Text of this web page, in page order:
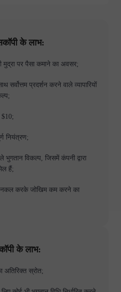
के लाभ:
पर पैसा कमाने का अवसर;
सर्वोत्तम प्रदर्शन करने वाले व्यापारियों
नियंत्रण;
भुगतान विकल्प, जिसमें कंपनी द्वारा
हैं;
नकल करके जोखिम कम करने का
के लाभ:
स्रोत;